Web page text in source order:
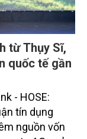
từ Thụy Sĩ,
quốc tế gần
- HOSE: